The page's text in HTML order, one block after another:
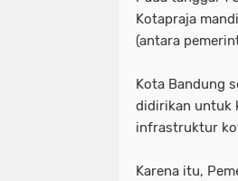
Kotapraja
(antara
Kota Bandung
didirikan untuk
infrastruktur
Karena itu,